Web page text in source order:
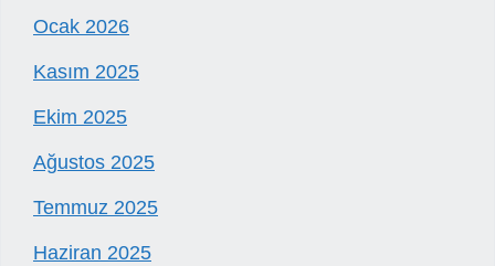
Ocak 2026
Kasım 2025
Ekim 2025
Ağustos 2025
Temmuz 2025
Haziran 2025